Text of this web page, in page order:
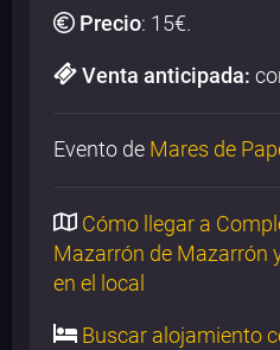
Precio: 15€.
Venta anticipada:
Evento de Mares de
Cómo llegar a
Mazarrón de Mazarrón
en el local
Buscar alojamiento